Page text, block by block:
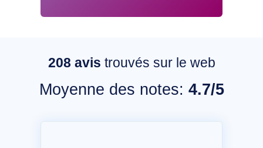
208 avis trouvés sur le web
Moyenne des notes: 4.7/5